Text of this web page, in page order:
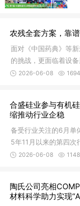
农残全套方案，靠
面对《中国药典》等
的挑战，更面临着设
压力大等现实难题。
2026-06-08 1694
合盛硅业参与有机
缩推动行业企稳
备受行业关注的6月单
5年11月以来的第四次
等主要有机硅单体生
2026-06-08 1148
陶氏公司亮相
材料科学助力实现